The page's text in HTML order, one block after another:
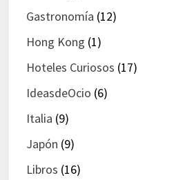
Gastronomía (12)
Hong Kong (1)
Hoteles Curiosos (17)
IdeasdeOcio (6)
Italia (9)
Japón (9)
Libros (16)